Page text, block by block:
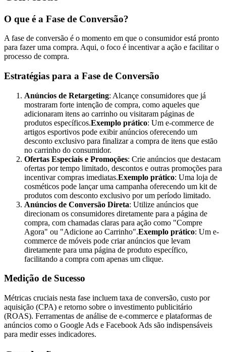
O que é a Fase de Conversão?
A fase de conversão é o momento em que o consumidor está pronto
para fazer uma compra. Aqui, o foco é incentivar a ação e facilitar o
processo de compra.
Estratégias para a Fase de Conversão
Anúncios de Retargeting: Alcançe consumidores que já
mostraram forte intenção de compra, como aqueles que
adicionaram itens ao carrinho ou visitaram páginas de
produtos específicos.Exemplo prático: Um e-commerce de
artigos esportivos pode exibir anúncios oferecendo um
desconto exclusivo para finalizar a compra de itens que estão
no carrinho do consumidor.
Ofertas Especiais e Promoções: Crie anúncios que destacam
ofertas por tempo limitado, descontos e outras promoções para
incentivar compras imediatas.Exemplo prático: Uma loja de
cosméticos pode lançar uma campanha oferecendo um kit de
produtos com desconto exclusivo por um período limitado.
Anúncios de Conversão Direta: Utilize anúncios que
direcionam os consumidores diretamente para a página de
compra, com chamadas claras para ação como "Compre
Agora" ou "Adicione ao Carrinho".Exemplo prático: Um e-
commerce de móveis pode criar anúncios que levam
diretamente para uma página de produto específico,
facilitando a compra com apenas um clique.
Medição de Sucesso
Métricas cruciais nesta fase incluem taxa de conversão, custo por
aquisição (CPA) e retorno sobre o investimento publicitário
(ROAS). Ferramentas de análise de e-commerce e plataformas de
anúncios como o Google Ads e Facebook Ads são indispensáveis
para medir esses indicadores.